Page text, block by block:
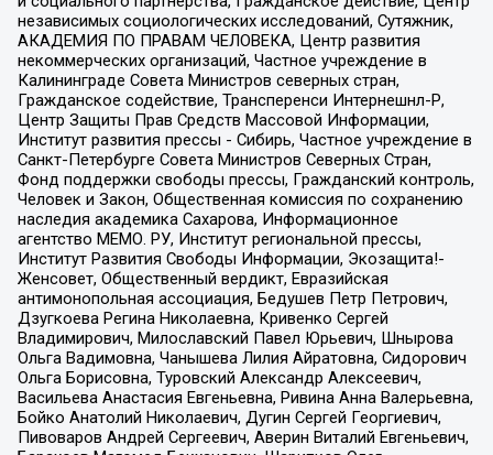
независимых социологических исследований, Сутяжник,
АКАДЕМИЯ ПО ПРАВАМ ЧЕЛОВЕКА, Центр развития
некоммерческих организаций, Частное учреждение в
Калининграде Совета Министров северных стран,
Гражданское содействие, Трансперенси Интернешнл-Р,
Центр Защиты Прав Средств Массовой Информации,
Институт развития прессы - Сибирь, Частное учреждение в
Санкт-Петербурге Совета Министров Северных Стран,
Фонд поддержки свободы прессы, Гражданский контроль,
Человек и Закон, Общественная комиссия по сохранению
наследия академика Сахарова, Информационное
агентство МЕМО. РУ, Институт региональной прессы,
Институт Развития Свободы Информации, Экозащита!-
Женсовет, Общественный вердикт, Евразийская
антимонопольная ассоциация, Бедушев Петр Петрович,
Дзугкоева Регина Николаевна, Кривенко Сергей
Владимирович, Милославский Павел Юрьевич, Шнырова
Ольга Вадимовна, Чанышева Лилия Айратовна, Сидорович
Ольга Борисовна, Туровский Александр Алексеевич,
Васильева Анастасия Евгеньевна, Ривина Анна Валерьевна,
Бойко Анатолий Николаевич, Дугин Сергей Георгиевич,
Пивоваров Андрей Сергеевич, Аверин Виталий Евгеньевич,